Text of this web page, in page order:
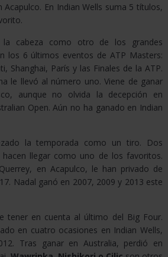
En Indian Wells suma 5 títulos,
la cabeza como otro de los grandes
los 6 últimos eventos de ATP Masters:
Shanghai, París y las Finales de la ATP.
le llevó al número uno. Viene de ganar
aunque no olvida la decepción en
Open. Aún no ha ganado en Indian
la temporada como un tiro. Dos
llegar como uno de los favoritos.
en Acapulco, le han privado de
Nadal ganó en 2007, 2009 y 2013 este
tener en cuenta al último del Big Four.
en cuatro ocasiones en Indian Wells,
Tras ganar en Australia, perdió en